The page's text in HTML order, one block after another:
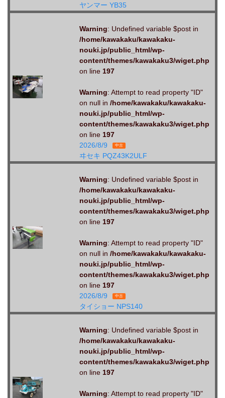
ヤンマー YB35
Warning: Undefined variable $post in
/home/kawakaku/kawakaku-
nouki.jp/public_html/wp-
content/themes/kawakaku3/wiget.php
on line 197
Warning: Attempt to read property "ID"
on null in /home/kawakaku/kawakaku-
nouki.jp/public_html/wp-
content/themes/kawakaku3/wiget.php
on line 197
2026/8/9
中古
ヰセキ PQZ43K2ULF
Warning: Undefined variable $post in
/home/kawakaku/kawakaku-
nouki.jp/public_html/wp-
content/themes/kawakaku3/wiget.php
on line 197
Warning: Attempt to read property "ID"
on null in /home/kawakaku/kawakaku-
nouki.jp/public_html/wp-
content/themes/kawakaku3/wiget.php
on line 197
2026/8/9
中古
タイショー NPS140
Warning: Undefined variable $post in
/home/kawakaku/kawakaku-
nouki.jp/public_html/wp-
content/themes/kawakaku3/wiget.php
on line 197
Warning: Attempt to read property "ID"